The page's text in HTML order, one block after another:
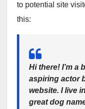
to potential site
this:
Hi there! I’m a
aspiring actor
website. I live
great dog